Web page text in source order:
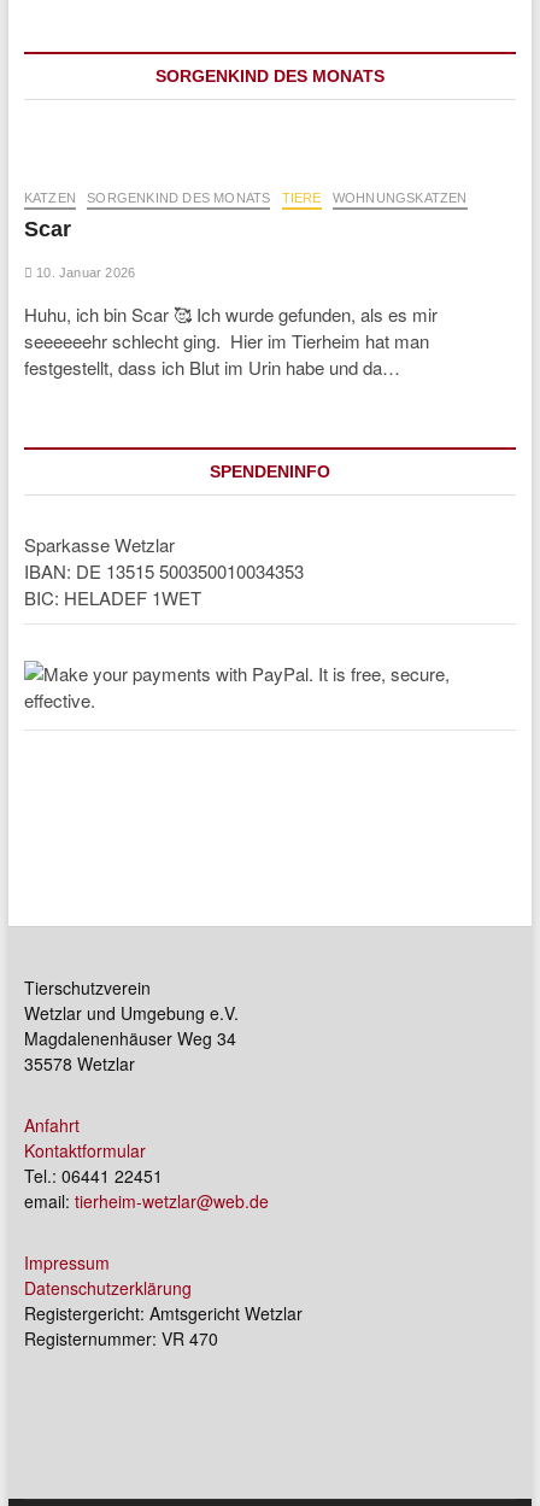
SORGENKIND DES MONATS
KATZEN SORGENKIND DES MONATS TIERE WOHNUNGSKATZEN
Scar
10. Januar 2026
Huhu, ich bin Scar 🥰 Ich wurde gefunden, als es mir
seeeeeehr schlecht ging. Hier im Tierheim hat man
festgestellt, dass ich Blut im Urin habe und da…
SPENDENINFO
Sparkasse Wetzlar
IBAN: DE 13515 500350010034353
BIC: HELADEF 1WET
Tierschutzverein
Wetzlar und Umgebung e.V.
Magdalenenhäuser Weg 34
35578 Wetzlar
Anfahrt
Kontaktformular
Tel.: 06441 22451
email: tierheim-wetzlar@web.de
Impressum
Datenschutzerklärung
Registergericht: Amtsgericht Wetzlar
Registernummer: VR 470